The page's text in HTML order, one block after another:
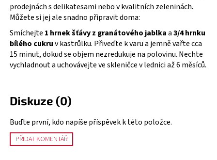
prodejnách s delikatesami nebo v kvalitních zeleninách.
Můžete si jej ale snadno připravit doma:
Smíchejte 1 hrnek šťávy z granátového jablkaa3/4 hrnku
bílého cukruv kastrůlku. Přiveďte k varu a jemně vařte cca
15 minut, dokud se objem nezredukuje na polovinu. Nechte
vychladnout a uchovávejte ve skleničce v lednici až 6 měsíců.
Diskuze (0)
Buďte první, kdo napíše příspěvek k této položce.
PŘIDAT KOMENTÁŘ